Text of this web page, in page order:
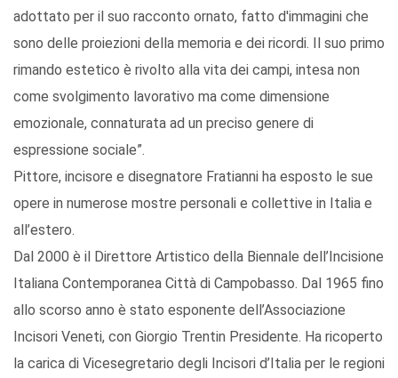
adottato per il suo racconto ornato, fatto d'immagini che
sono delle proiezioni della memoria e dei ricordi. Il suo primo
rimando estetico è rivolto alla vita dei campi, intesa non
come svolgimento lavorativo ma come dimensione
emozionale, connaturata ad un preciso genere di
espressione sociale”.
Pittore, incisore e disegnatore Fratianni ha esposto le sue
opere in numerose mostre personali e collettive in Italia e
all’estero.
Dal 2000 è il Direttore Artistico della Biennale dell’Incisione
Italiana Contemporanea Città di Campobasso. Dal 1965 fino
allo scorso anno è stato esponente dell’Associazione
Incisori Veneti, con Giorgio Trentin Presidente. Ha ricoperto
la carica di Vicesegretario degli Incisori d’Italia per le regioni